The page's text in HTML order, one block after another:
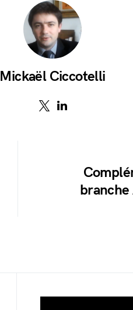
Mickaël Ciccotelli
branche